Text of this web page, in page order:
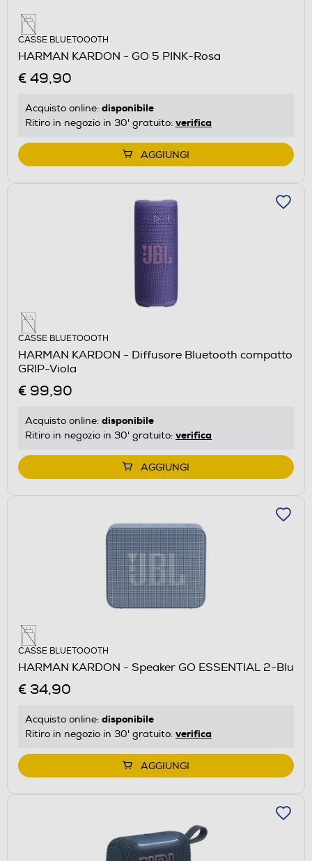
CASSE BLUETOOOTH
HARMAN KARDON - GO 5 PINK-Rosa
€ 49,90
Acquisto online: disponibile
Ritiro in negozio in 30' gratuito: verifica
AGGIUNGI
CASSE BLUETOOOTH
HARMAN KARDON - Diffusore Bluetooth compatto
GRIP-Viola
€ 99,90
Acquisto online: disponibile
Ritiro in negozio in 30' gratuito: verifica
AGGIUNGI
CASSE BLUETOOOTH
HARMAN KARDON - Speaker GO ESSENTIAL 2-Blu
€ 34,90
Acquisto online: disponibile
Ritiro in negozio in 30' gratuito: verifica
AGGIUNGI